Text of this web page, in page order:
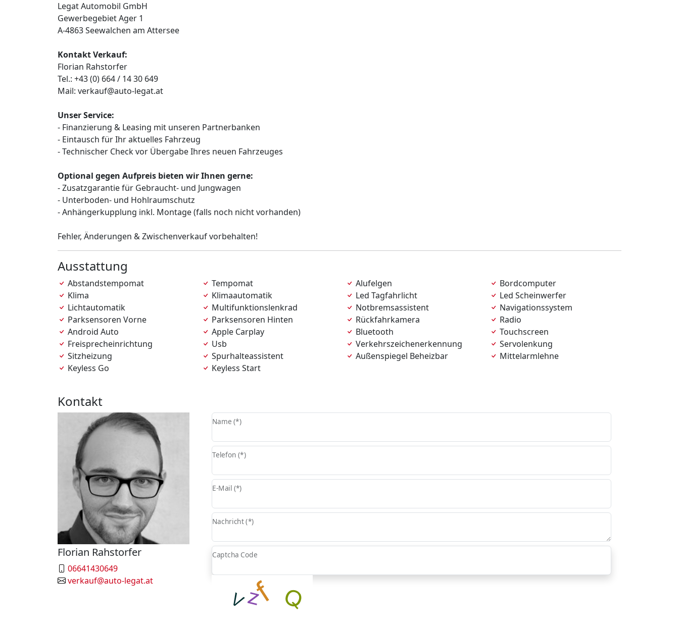
Legat Automobil GmbH
Gewerbegebiet Ager 1
A-4863 Seewalchen am Attersee
Kontakt Verkauf:
Florian Rahstorfer
Tel.: +43 (0) 664 / 14 30 649
Mail: verkauf@auto-legat.at
Unser Service:
- Finanzierung & Leasing mit unseren Partnerbanken
- Eintausch für Ihr aktuelles Fahrzeug
- Technischer Check vor Übergabe Ihres neuen Fahrzeuges
Optional gegen Aufpreis bieten wir Ihnen gerne:
- Zusatzgarantie für Gebraucht- und Jungwagen
- Unterboden- und Hohlraumschutz
- Anhängerkupplung inkl. Montage (falls noch nicht vorhanden)
Fehler, Änderungen & Zwischenverkauf vorbehalten!
Ausstattung
Abstandstempomat Tempomat Alufelgen
Bordcomputer
Klima
Klimaautomatik Led Tagfahrlicht
Led Scheinwerfer
Lichtautomatik
Multifunktionslenkrad Notbremsassistent
Navigationssystem
Parksensoren Vorne
Parksensoren Hinten Rückfahrkamera
Radio
Android Auto
Apple Carplay Bluetooth
Touchscreen
Freisprecheinrichtung
Usb Verkehrszeichenerkennung
Servolenkung
Sitzheizung
Spurhalteassistent Außenspiegel Beheizbar
Mittelarmlehne
Keyless Go
Keyless Start
Kontakt
Florian Rahstorfer
06641430649
verkauf@auto-legat.at
Name (*)
Telefon (*)
E-Mail (*)
Nachricht (*)
Captcha Code